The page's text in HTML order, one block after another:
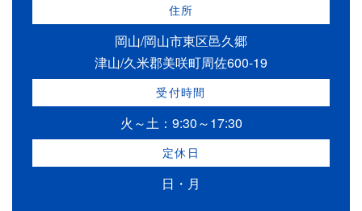
住所
岡山/岡山市東区邑久郷
津山/久米郡美咲町周佐600-19
受付時間
火～土：9:30～17:30
定休日
日・月